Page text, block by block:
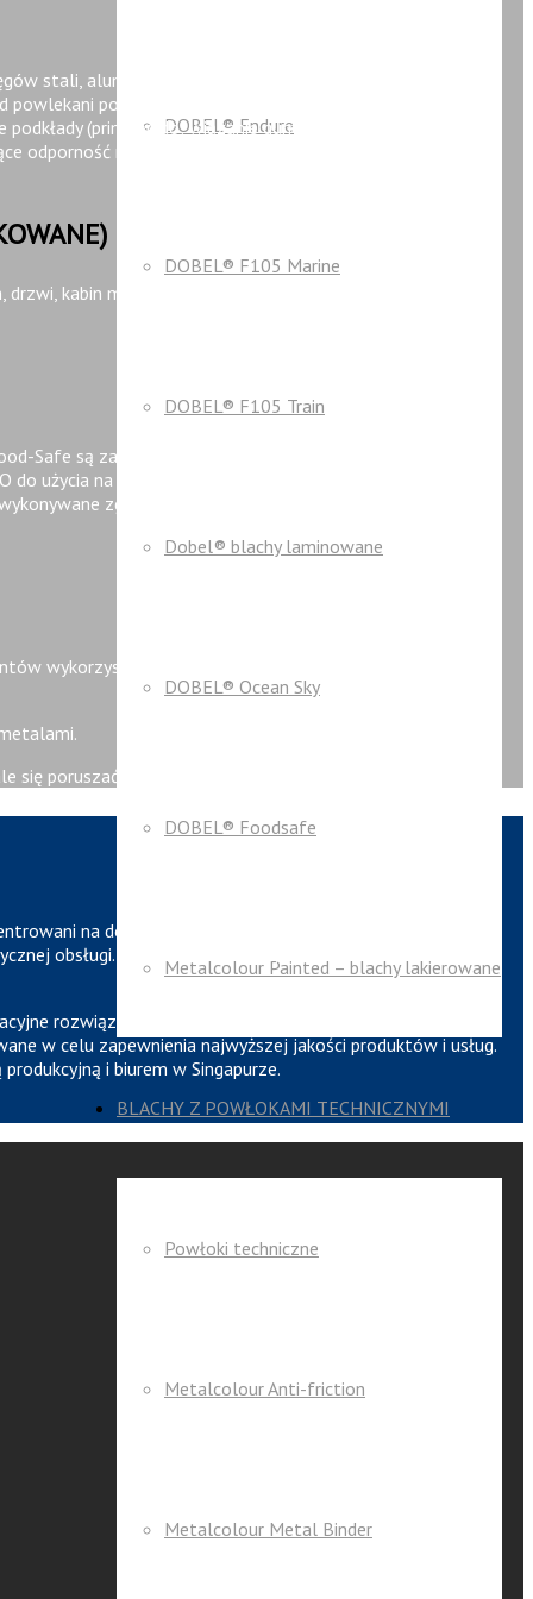
DOBEL® Endure
DOBEL® F105 Marine
DOBEL® F105 Train
Dobel® blachy laminowane
DOBEL® Ocean Sky
DOBEL® Foodsafe
Metalcolour Painted – blachy lakierowane
BLACHY Z POWŁOKAMI TECHNICZNYMI
Powłoki techniczne
Metalcolour Anti-friction
Metalcolour Metal Binder
stali, aluminium oraz blach nierdzewnych. Stosujemy
powlekani poszczególnych elementów do stosowania
(primery) do: wiązanie gumy ze stalą, gumy z
odporność na wysokie temperatury, odporność na korozję
kabin mieszkalnych i toaletowych, wind itp. Mamy
Safe są zatwierdzone do niebezpośredniego kontaktu z
użycia na statkach i okrętach. Powłoki z klasyfikacją
zgodnie ze specyfikacją klienta, co oznacza, że
wykorzystuje powłoki techniczne Metalcolour do
poruszać i trzeć o siebie bez konieczności smarowania.
na dostarczaniu wartości klientom w wybranych
obsługi. Wyróżnia nas skandynawska jakość, solidność i
rozwiązania, które obniżają koszty i tworzą wartość dla
w celu zapewnienia najwyższej jakości produktów i usług.
i biurem w Singapurze.